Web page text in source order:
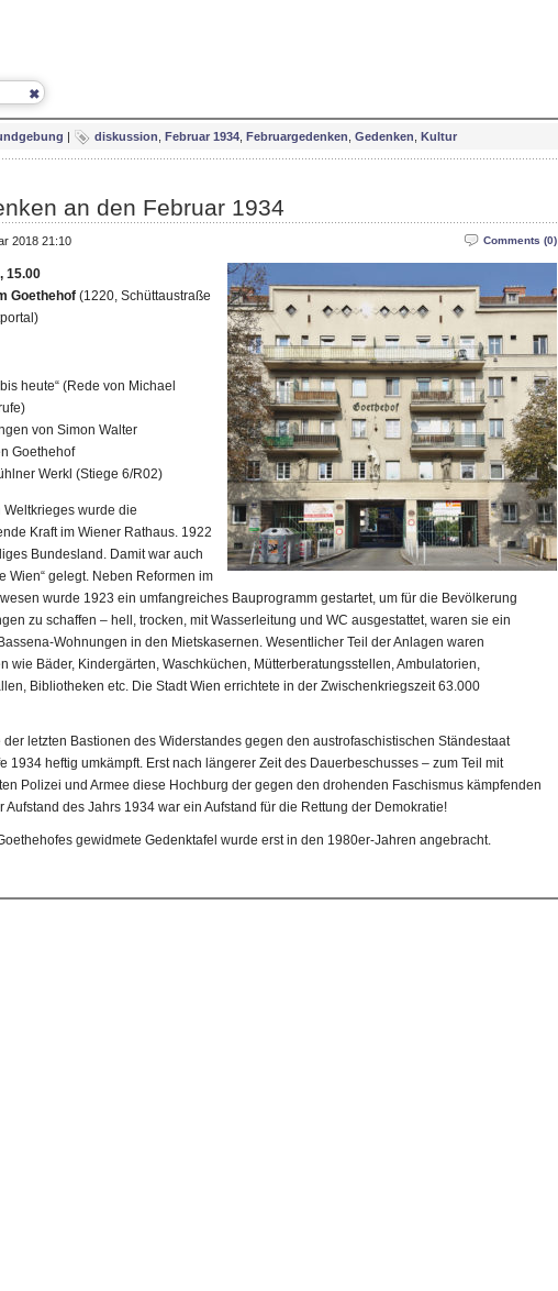
| diskussion Februar 1934 Februargedenken Gedenken Kultur
an den Februar 1934
Comments (0)
2018 21:10
15.00
Goethehof (1220, Schüttaustraße
heute“ (Rede von Michael
von Simon Walter
Goethehof
Werkl (Stiege 6/R02)
Weltkrieges wurde die
Kraft im Wiener Rathaus. 1922
Bundesland. Damit war auch
Wien“ gelegt. Neben Reformen im
wurde 1923 ein umfangreiches Bauprogramm gestartet, um für die Bevölkerung
zu schaffen – hell, trocken, mit Wasserleitung und WC ausgestattet, waren sie ein
Wohnungen in den Mietskasernen. Wesentlicher Teil der Anlagen waren
wie Bäder, Kindergärten, Waschküchen, Mütterberatungsstellen, Ambulatorien,
Bibliotheken etc. Die Stadt Wien errichtete in der Zwischenkriegszeit 63.000
der letzten Bastionen des Widerstandes gegen den austrofaschistischen Ständestaat
1934 heftig umkämpft. Erst nach längerer Zeit des Dauerbeschusses – zum Teil mit
Polizei und Armee diese Hochburg der gegen den drohenden Faschismus kämpfenden
des Jahrs 1934 war ein Aufstand für die Rettung der Demokratie!
gewidmete Gedenktafel wurde erst in den 1980er-Jahren angebracht.